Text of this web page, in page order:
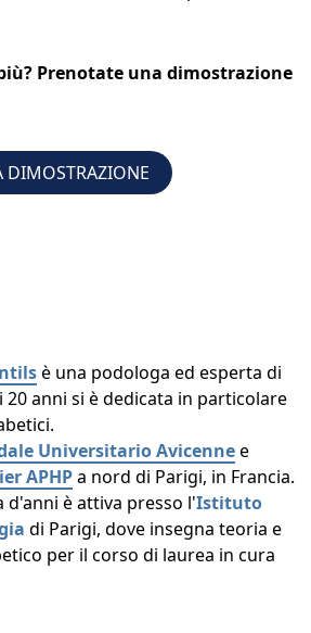
Prenotate una dimostrazione
DIMOSTRAZIONE
è una podologa ed esperta di
anni si è dedicata in particolare
Universitario Avicennee
APHPa nord di Parigi, in Francia.
d'anni è attiva presso l'Istituto
di Parigi, dove insegna teoria e
per il corso di laurea in cura